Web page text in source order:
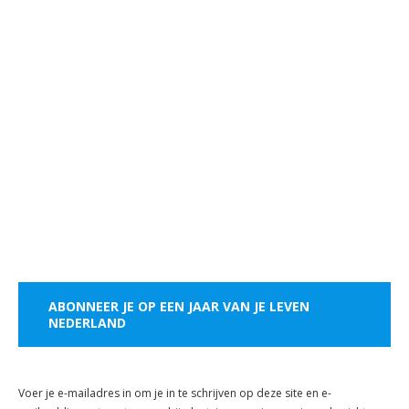
ABONNEER JE OP EEN JAAR VAN JE LEVEN
NEDERLAND
Voer je e-mailadres in om je in te schrijven op deze site en e-